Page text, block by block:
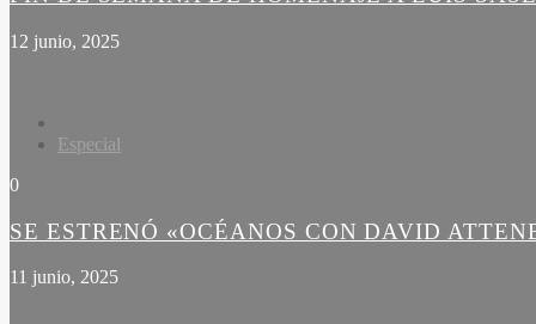
12 junio, 2025
Especial
0
SE ESTRENÓ «OCÉANOS CON DAVID
11 junio, 2025